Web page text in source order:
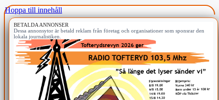
Hoppa till innehåll
BETALDA ANNONSER
Dessa annonsytor är betald reklam från företag och organisationer som sponsrar den
lokala journalistiken.